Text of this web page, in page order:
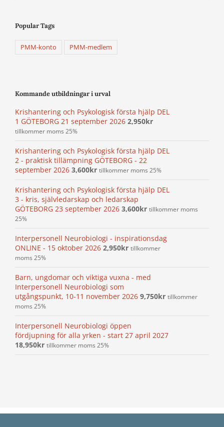
Popular Tags
PMM-konto PMM-medlem
Kommande utbildningar i urval
Krishantering och Psykologisk första hjälp DEL
1 GÖTEBORG 21 september 2026 2,950kr
tillkommer moms 25%
Krishantering och Psykologisk första hjälp DEL
2 - praktisk tillämpning GÖTEBORG - 22
september 2026 3,600kr tillkommer moms 25%
Krishantering och Psykologisk första hjälp DEL
3 - kris, självledarskap och ledarskap
GÖTEBORG 23 september 2026 3,600kr tillkommer moms
25%
Interpersonell Neurobiologi - inspirationsdag
ONLINE - 15 oktober 2026 2,950kr tillkommer
moms 25%
Barn, ungdomar och viktiga vuxna - med
Interpersonell Neurobiologi som
utgångspunkt, 10-11 november 2026 9,750kr tillkommer
moms 25%
Interpersonell Neurobiologi öppen
fördjupning för alla yrken - start 27 april 2027
18,950kr tillkommer moms 25%